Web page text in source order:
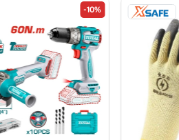
-10%